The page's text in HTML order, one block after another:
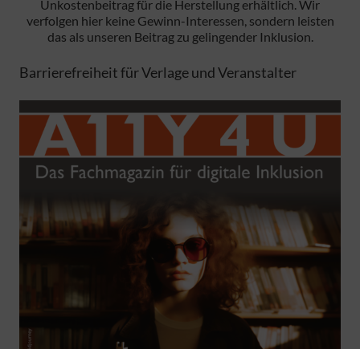
Unkostenbeitrag für die Herstellung erhältlich. Wir
verfolgen hier keine Gewinn-Interessen, sondern leisten
das als unseren Beitrag zu gelingender Inklusion.
Barrierefreiheit für Verlage und Veranstalter